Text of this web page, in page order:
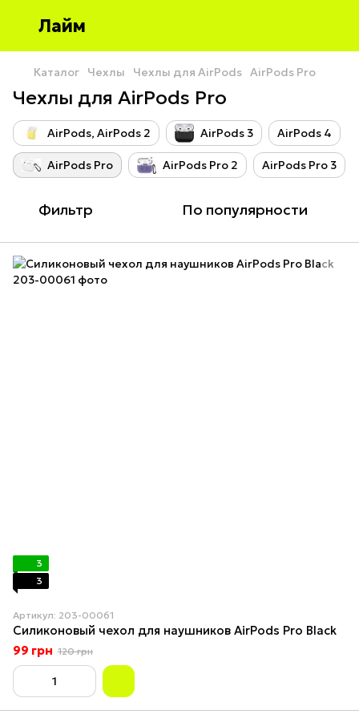
Лайм
Каталог Чехлы Чехлы для AirPods AirPods Pro
Чехлы для AirPods Pro
AirPods, AirPods 2 AirPods 3 AirPods 4
AirPods Pro AirPods Pro 2 AirPods Pro 3
Фильтр По популярности
3
3
Артикул: 203-00061
Силиконовый чехол для наушников AirPods Pro Black
99 грн 120 грн